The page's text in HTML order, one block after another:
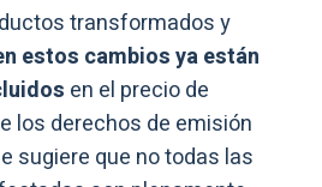
transformados y
estos cambios ya están
en el precio de
los derechos de emisión
sugiere que no todas las